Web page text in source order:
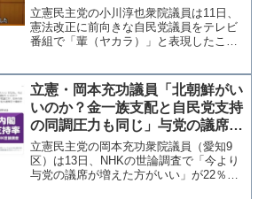
熟、不徳をお詫びしたい」
立憲民主党の小川淳也衆院議員は11日、
憲法改正に前向きな自民党議員をテレビ
番組で「輩（ヤカラ）」と表現したこと
謝罪があります。（小川淳也事務所）
pic.twitter...
立憲・岡本充功議員「北朝鮮がい
いのか？金一族支配と自民党支持
の同調圧力も同じ」与党の議席増
を望む国民の声に暴言
立憲民主党の岡本充功衆院議員（愛知9
区）は13日、NHKの世論調査で「今より
与党の議席が増えた方がいい」が22％あ